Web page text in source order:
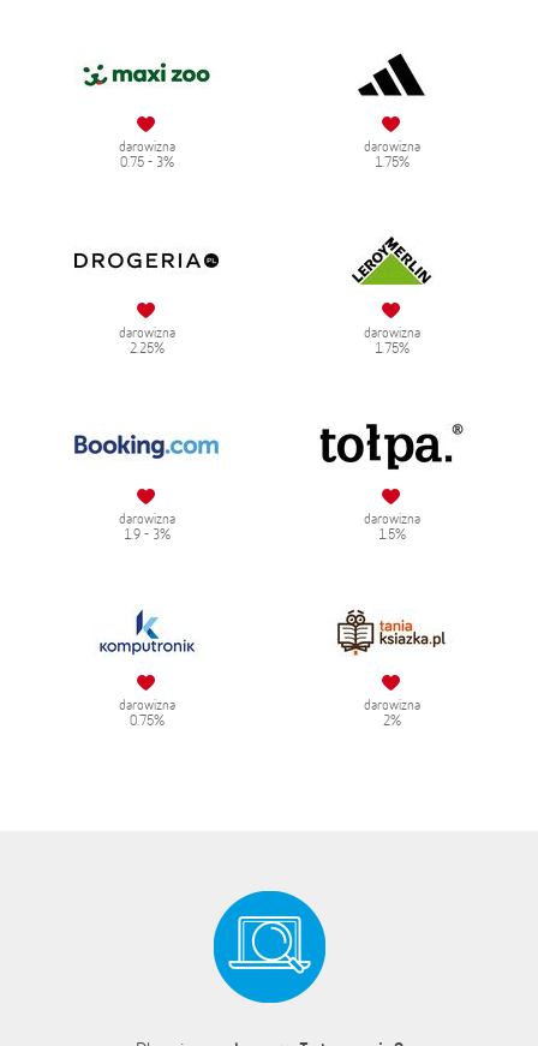
darowizna
0.75 - 3%
darowizna
1.75%
darowizna
2.25%
darowizna
1.75%
darowizna
1.9 - 3%
darowizna
1.5%
darowizna
0.75%
darowizna
2%